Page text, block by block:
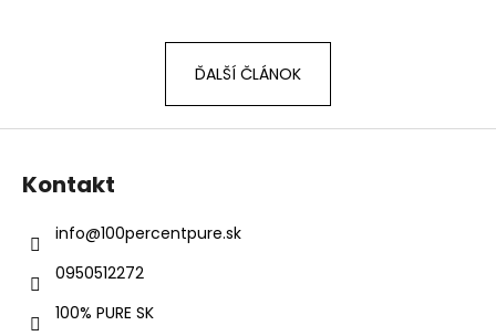
ĎALŠÍ ČLÁNOK
Z
Kontakt
info@100percentpure.sk
0950512272
100% PURE SK